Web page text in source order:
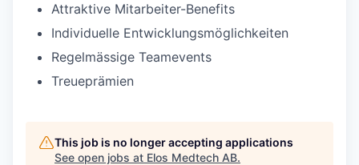
Attraktive Mitarbeiter-Benefits
Individuelle Entwicklungsmöglichkeiten
Regelmässige Teamevents
Treueprämien
This job is no longer accepting applications
See open jobs at Elos Medtech AB.